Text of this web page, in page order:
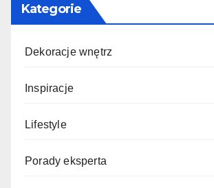
Kategorie
Dekoracje wnętrz
Inspiracje
Lifestyle
Porady eksperta